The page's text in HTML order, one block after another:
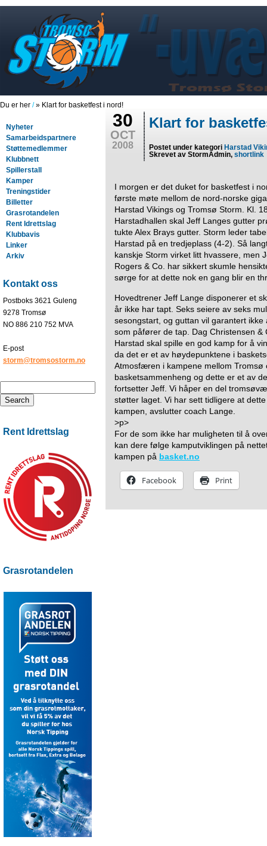
Du er her /» Klart for basketfest i nord!
Nyheter
Samarbeidspartnere
Støttemedlemmer
Klubbnett
Spillerstall
Kamper
Treningstider
Billetter
Grasrotandelen
Rent Idrettslag
Klubbavis
Linker
Arkiv
Kontakt oss
Postboks 3621 Guleng
9278 Tromsø
NO 886 210 752 MVA
E-post
storm@tromsostorm.no
Rent Idrettslag
Grasrotandelen
30
OCT
2008
Klart for
Postet under kategori Harstad
Skrevet av StormAdmin,shortlink
I morgen er det duket for basketfest i
første møte mellom de nord-norske
Harstad Vikings og Tromsø Storm. Kl.
Harstadhallen skal Jeff Langes gutter
tukte Alex Brays gutter. Storm leder
Harstad på en tredjeplass (4-2). Så
kanskje Storm virket litt hvassere, men
Rogers & Co. har sikkert skumle
sørge for at dette nok en gang blir en
Hovedtrener Jeff Lange disponerer et
år ikke har tapt. Seks seiere av seks
sesongstart, og guttan vil garantert
som påfører de tap. Dag Christensen
Harstad skal spille en god kamp for å
da det er et av høydepunktene i
Atmosfæren i kampene mellom Tromsø
basketsammenheng og dette er et av
fortsetter Jeff. Vi håper en del
støtter laget. Vi har sett tidligere at
kampen, avslutter coach Lange.
>p>
For de som ikke har muligheten til å
kan dere følge kamputviklingen på
kampen på basket.no
Facebook Print